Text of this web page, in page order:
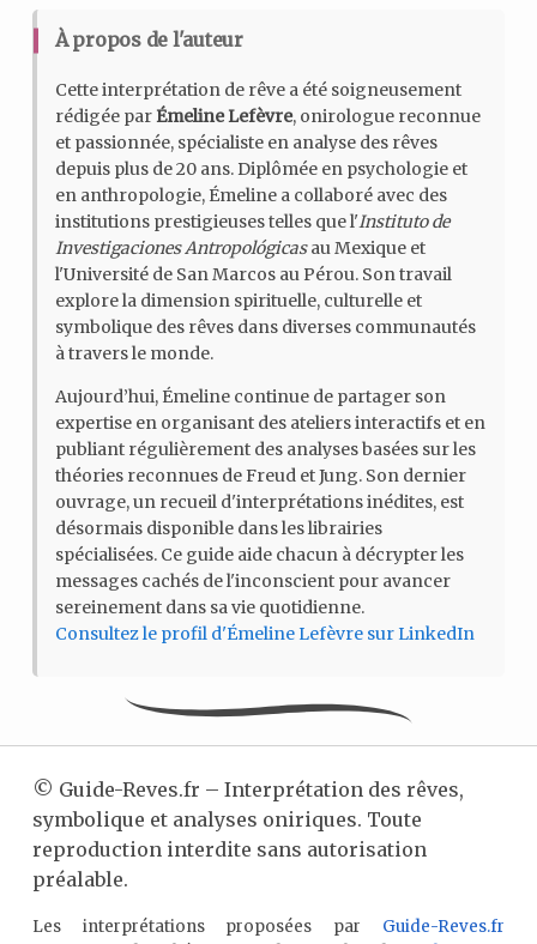
À propos de l'auteur
Cette interprétation de rêve a été soigneusement
rédigée parÉmeline Lefèvre, onirologue reconnue
et passionnée, spécialiste en analyse des rêves
depuis plus de 20 ans. Diplômée en psychologie et
en anthropologie, Émeline a collaboré avec des
institutions prestigieuses telles que l'Instituto de
Investigaciones Antropológicasau Mexique et
l'Université de San Marcos au Pérou. Son travail
explore la dimension spirituelle, culturelle et
symbolique des rêves dans diverses communautés
à travers le monde.
Aujourd’hui, Émeline continue de partager son
expertise en organisant des ateliers interactifs et en
publiant régulièrement des analyses basées sur les
théories reconnues de Freud et Jung. Son dernier
ouvrage, un recueil d'interprétations inédites, est
désormais disponible dans les librairies
spécialisées. Ce guide aide chacun à décrypter les
messages cachés de l'inconscient pour avancer
sereinement dans sa vie quotidienne.
Consultez le profil d'Émeline Lefèvre sur LinkedIn
© Guide-Reves.fr – Interprétation des rêves,
symbolique et analyses oniriques. Toute
reproduction interdite sans autorisation
préalable.
Les interprétations proposées par Guide-Reves.fr